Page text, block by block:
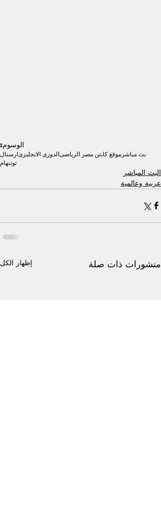
الوسوم:
بث مباشرموقع كابتن مصر الرياضىالدورى الانجليزىارسنال
توتنهام
البث المباشر
عربية وعالمية
منشورات ذات صلة إظهار الكل